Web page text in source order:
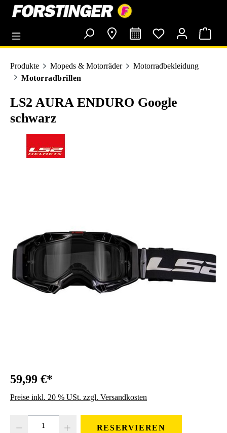
springen
Produkte Mopeds & Motorräder
Motorradbekleidung
Motorradbrillen
LS2 AURA ENDURO Google
schwarz
59,99 €*
Preise inkl. 20 % USt. zzgl. Versandkosten
RESERVIEREN